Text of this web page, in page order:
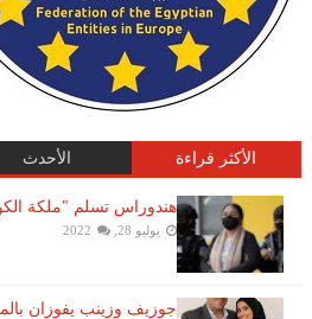
الأكثر قراءة الأحدث
هندوراس تسلم "ملكة
يوليو 28, 2022
جوزيف وزينب يفوزان